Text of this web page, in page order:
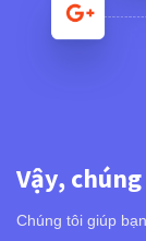
Vậy,
Chúng tôi giúp